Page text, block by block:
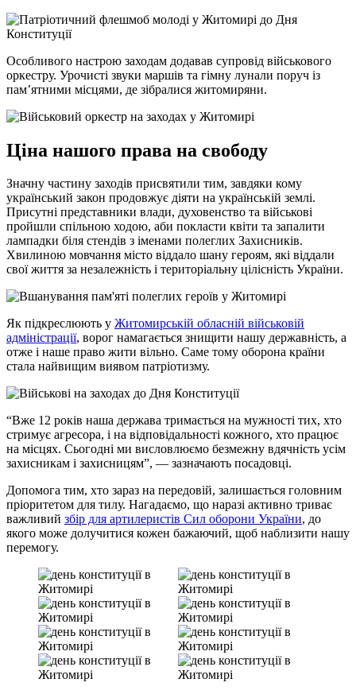
Особливого настрою заходам додавав супровід військового
оркестру. Урочисті звуки маршів та гімну лунали поруч із
пам’ятними місцями, де зібралися житомиряни.
Ціна нашого права на свободу
Значну частину заходів присвятили тим, завдяки кому
український закон продовжує діяти на українській землі.
Присутні представники влади, духовенство та військові
пройшли спільною ходою, аби покласти квіти та запалити
лампадки біля стендів з іменами полеглих Захисників.
Хвилиною мовчання місто віддало шану героям, які віддали
свої життя за незалежність і територіальну цілісність України.
Як підкреслюють у Житомирській обласній військовій
адміністрації, ворог намагається знищити нашу державність, а
отже і наше право жити вільно. Саме тому оборона країни
стала найвищим виявом патріотизму.
“Вже 12 років наша держава тримається на мужності тих, хто
стримує агресора, і на відповідальності кожного, хто працює
на місцях. Сьогодні ми висловлюємо безмежну вдячність усім
захисникам і захисницям”, — зазначають посадовці.
Допомога тим, хто зараз на передовій, залишається головним
пріоритетом для тилу. Нагадаємо, що наразі активно триває
важливий збір для артилеристів Сил оборони України, до
якого може долучитися кожен бажаючий, щоб наблизити нашу
перемогу.